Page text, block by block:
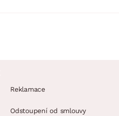
Reklamace
Odstoupení od smlouvy